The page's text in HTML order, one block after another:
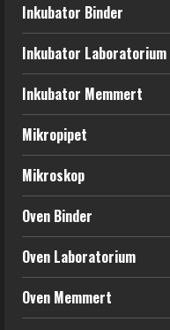
Inkubator Binder
Inkubator Laboratorium
Inkubator Memmert
Mikropipet
Mikroskop
Oven Binder
Oven Laboratorium
Oven Memmert